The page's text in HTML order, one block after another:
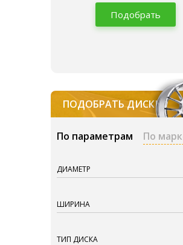
Подобрать
ПОДОБРАТЬ ДИСКИ
По параметрам По
ДИАМЕТР
ШИРИНА
ТИП ДИСКА